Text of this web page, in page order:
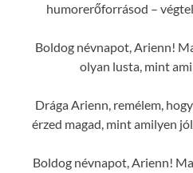
humorerőforrásod –
Boldog névnapot, Arienn!
olyan lusta, mint
Drága Arienn, remélem,
érzed magad, mint amilyen
Boldog névnapot, Arienn!